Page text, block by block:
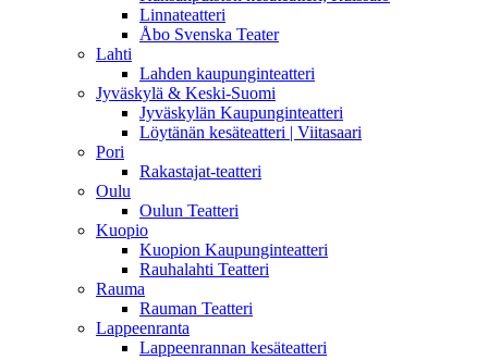
Linnateatteri
Åbo Svenska Teater
Lahti
Lahden kaupunginteatteri
Jyväskylä & Keski-Suomi
Jyväskylän Kaupunginteatteri
Löytänän kesäteatteri | Viitasaari
Pori
Rakastajat-teatteri
Oulu
Oulun Teatteri
Kuopio
Kuopion Kaupunginteatteri
Rauhalahti Teatteri
Rauma
Rauman Teatteri
Lappeenranta
Lappeenrannan kesäteatteri